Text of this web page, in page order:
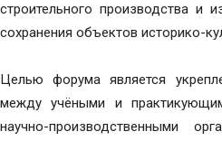
строительного производства и
сохранения объектов историко-
Целью форума является
между учёными и
научно-производственными